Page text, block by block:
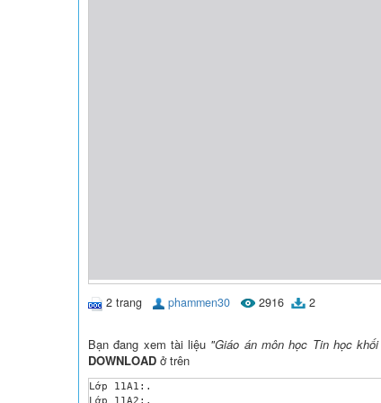
2 trang phammen30 2916 2
Bạn đang xem tài liệu "Giáo án môn học Tin học
DOWNLOAD ở trên
Lớp 11A1:.
Lớp 11A2:.